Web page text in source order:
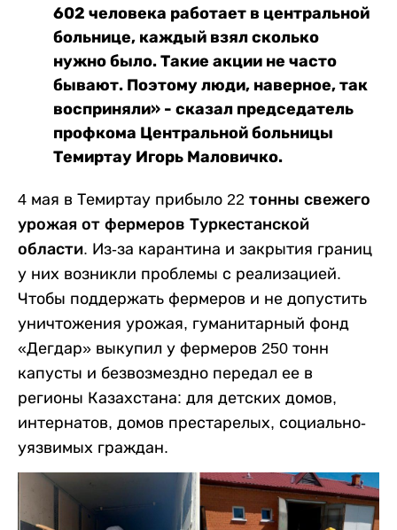
602 человека работает в центральной
больнице, каждый взял сколько
нужно было. Такие акции не часто
бывают. Поэтому люди, наверное, так
восприняли» - сказал председатель
профкома Центральной больницы
Темиртау Игорь Маловичко.
4 мая в Темиртау прибыло 22 тонны свежего
урожая от фермеров Туркестанской
области. Из-за карантина и закрытия границ
у них возникли проблемы с реализацией.
Чтобы поддержать фермеров и не допустить
уничтожения урожая, гуманитарный фонд
«Дегдар» выкупил у фермеров 250 тонн
капусты и безвозмездно передал ее в
регионы Казахстана: для детских домов,
интернатов, домов престарелых, социально-
уязвимых граждан.